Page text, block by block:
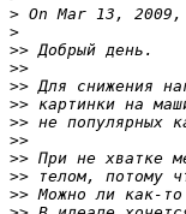
>
>
>>
>>
>>
>>
>>
>>
>>
>>
>>